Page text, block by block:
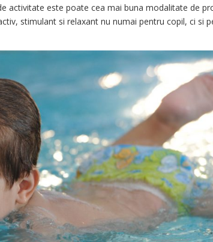
activitate este poate cea mai buna modalitate de
stimulant si relaxant nu numai pentru copil, ci si